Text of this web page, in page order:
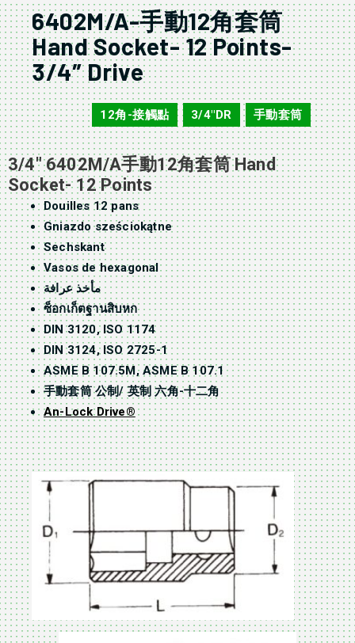
6402M/A-手動12角套筒
Hand Socket- 12 Points-
3/4″ Drive
6402M/A 12角-接觸點 , 3/4"DR , 手動套筒
3/4″ 6402M/A手動12角套筒 Hand
Socket- 12 Points
Douilles 12 pans
Gniazdo sześciokątne
Sechskant
Vasos de hexagonal
مأخذ عرافة
ซ็อกเก็ตฐานสิบหก
DIN 3120, ISO 1174
DIN 3124, ISO 2725-1
ASME B 107.5M, ASME B 107.1
手動套筒 公制/ 英制 六角-十二角
An-Lock Drive®